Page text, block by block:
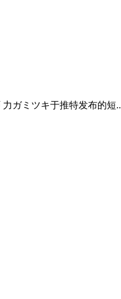
ガミツキ于推特发布的短